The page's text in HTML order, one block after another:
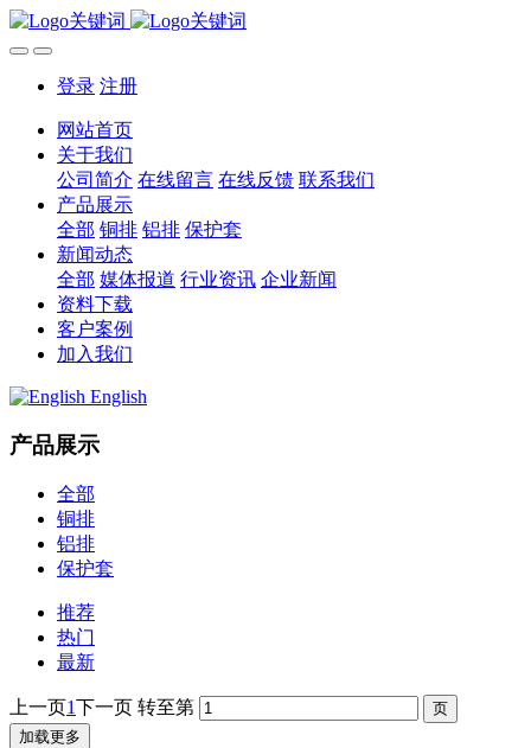
登录 注册
网站首页
关于我们
公司简介 在线留言 在线反馈 联系我们
产品展示
全部 铜排 铝排 保护套
新闻动态
全部 媒体报道 行业资讯 企业新闻
资料下载
客户案例
加入我们
English
产品展示
全部
铜排
铝排
保护套
推荐
热门
最新
上一页1下一页 转至第
加载更多